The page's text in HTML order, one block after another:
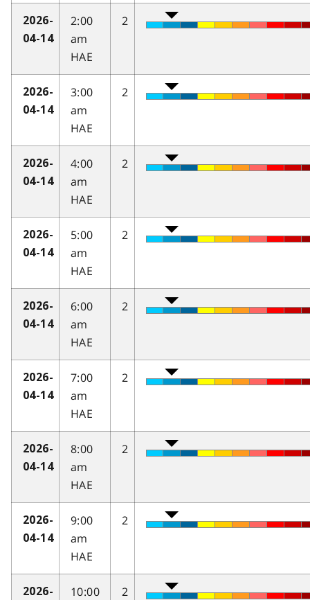
2026-
04-14
2:00
am
HAE
2
2026-
04-14
3:00
am
HAE
2
2026-
04-14
4:00
am
HAE
2
2026-
04-14
5:00
am
HAE
2
2026-
04-14
6:00
am
HAE
2
2026-
04-14
7:00
am
HAE
2
2026-
04-14
8:00
am
HAE
2
2026-
04-14
9:00
am
HAE
2
2026-
10:00
2